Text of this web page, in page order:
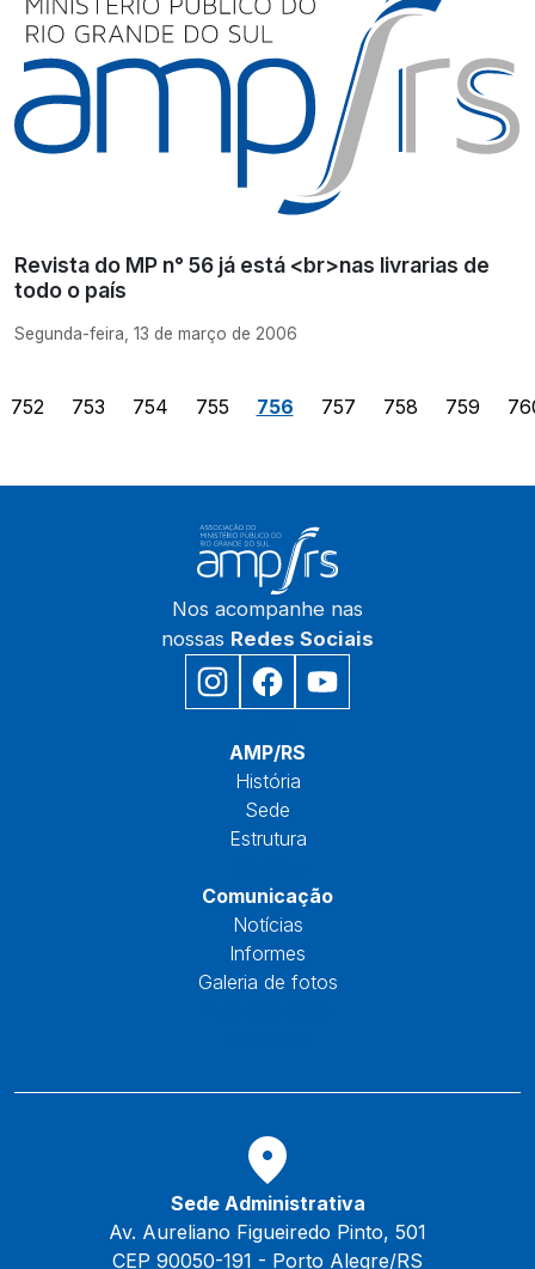
Revista do MP n° 56 já está <br>nas livrarias de
todo o país
Segunda-feira, 13 de março de 2006
752 753 754 755 756 757 758 759
Nos acompanhe nas
nossas Redes Sociais
AMP/RS
História
Sede
Estrutura
Comunicação
Notícias
Informes
Galeria de fotos
Sede Administrativa
Av. Aureliano Figueiredo Pinto, 501
CEP 90050-191 - Porto Alegre/RS